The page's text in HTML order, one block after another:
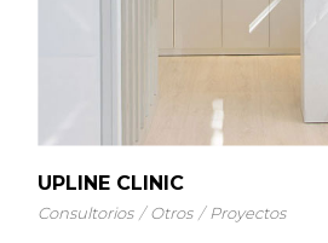
UPLINE CLINIC
Consultorios Otros Proyectos